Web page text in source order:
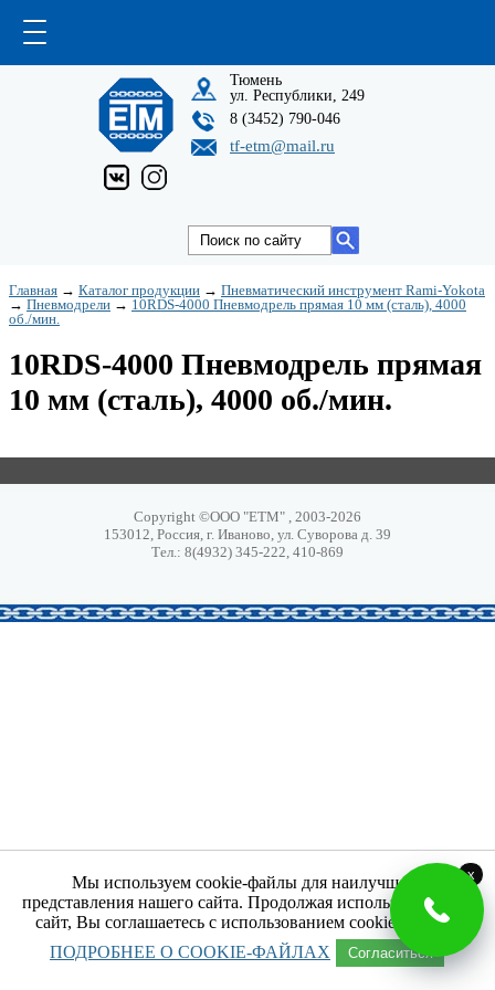
Тюмень
ул. Республики, 249
8 (3452) 790-046
tf-etm@mail.ru
Главная → Каталог продукции → Пневматический инструмент Rami-Yokota
→ Пневмодрели → 10RDS-4000 Пневмодрель прямая 10 мм (сталь), 4000
об./мин.
10RDS-4000 Пневмодрель прямая
10 мм (сталь), 4000 об./мин.
Copyright ©ООО "ЕТМ" , 2003-2026
153012, Россия, г. Иваново, ул. Суворова д. 39
Тел.: 8(4932) 345-222, 410-869
Мы используем cookie-файлы для наилучшего
представления нашего сайта. Продолжая использовать наш
сайт, Вы соглашаетесь с использованием cookie-файлов.
ПОДРОБНЕЕ О COOKIE-ФАЙЛАХ
Согласиться
x